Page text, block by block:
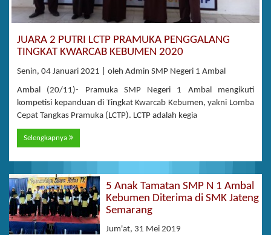
JUARA 2 PUTRI LCTP PRAMUKA PENGGALANG
TINGKAT KWARCAB KEBUMEN 2020
Senin, 04 Januari 2021 | oleh Admin SMP Negeri 1 Ambal
Ambal (20/11)- Pramuka SMP Negeri 1 Ambal mengikuti
kompetisi kepanduan di Tingkat Kwarcab Kebumen, yakni Lomba
Cepat Tangkas Pramuka (LCTP). LCTP adalah kegia
Selengkapnya
5 Anak Tamatan SMP N 1 Ambal
Kebumen Diterima di SMK Jateng
Semarang
Jum'at, 31 Mei 2019